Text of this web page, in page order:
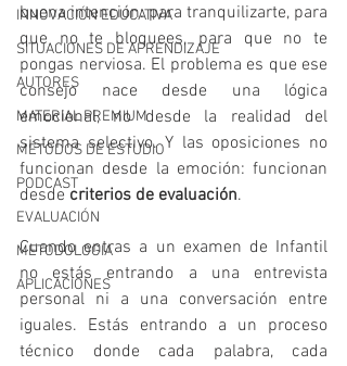
INNOVACIÓN EDUCATIVA
SITUACIONES DE APRENDIZAJE
AUTORES
MATERIAL PREMIUM
MÉTODOS DE ESTUDIO
PODCAST
EVALUACIÓN
METODOLOGIA
APLICACIONES
buena intención: para tranquilizarte, para
que no te bloquees, para que no te
pongas nerviosa. El problema es que ese
consejo nace desde una lógica
emocional, no desde la realidad del
sistema selectivo. Y las oposiciones no
funcionan desde la emoción: funcionan
desde criterios de evaluación.
Cuando entras a un examen de Infantil
no estás entrando a una entrevista
personal ni a una conversación entre
iguales. Estás entrando a un proceso
técnico donde cada palabra, cada